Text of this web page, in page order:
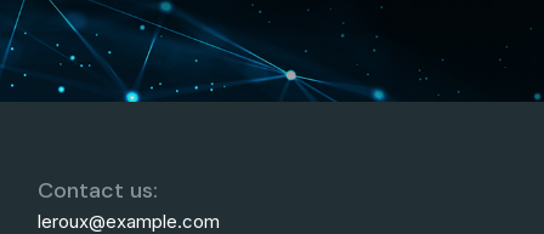
Contact us:
leroux@example.com